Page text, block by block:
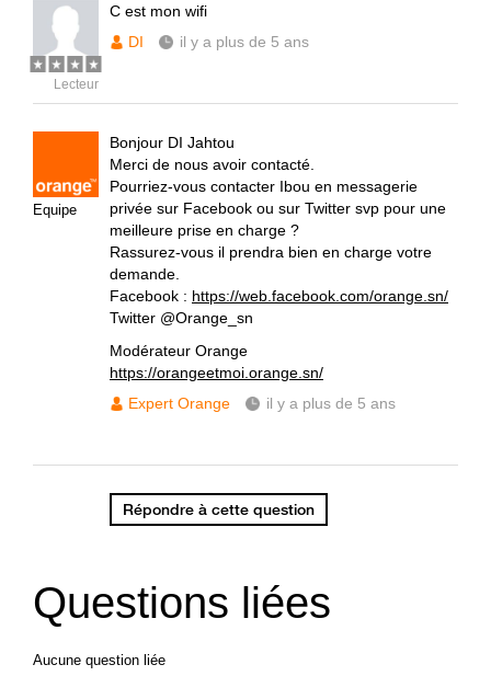
Lecteur
C est mon wifi
DI
il y a plus de 5 ans
Equipe
Bonjour DI Jahtou
Merci de nous avoir contacté.
Pourriez-vous contacter Ibou en messagerie
privée sur Facebook ou sur Twitter svp pour une
meilleure prise en charge ?
Rassurez-vous il prendra bien en charge votre
demande.
Facebook : https://web.facebook.com/orange.sn/
Twitter @Orange_sn
Modérateur Orange
https://orangeetmoi.orange.sn/
Expert Orange
il y a plus de 5 ans
Répondre à cette question
Questions liées
Aucune question liée